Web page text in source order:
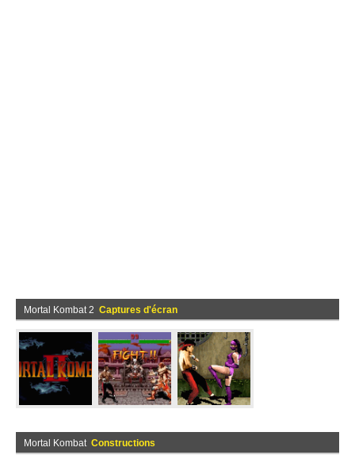
Mortal Kombat 2 Captures d'écran
Mortal Kombat Constructions